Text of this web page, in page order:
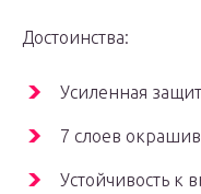
Достоинства:
Усиленная
7 слоев
Устойчивость к